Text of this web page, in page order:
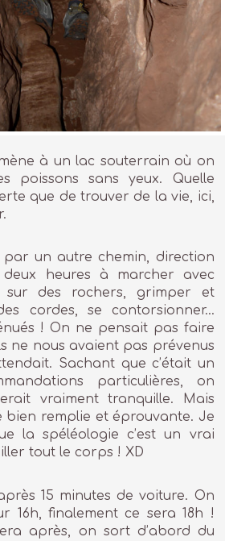
à un lac souterrain où on
poissons sans yeux. Quelle
que de trouver de la vie, ici,
un autre chemin, direction
heures à marcher avec
sur des rochers, grimper et
cordes, se contorsionner…
! On ne pensait pas faire
ne nous avaient pas prévenus
Sachant que c’était un
particulières, on
vraiment tranquille. Mais
bien remplie et éprouvante. Je
la spéléologie c’est un vrai
tout le corps ! XD
15 minutes de voiture. On
16h, finalement ce sera 18h !
après, on sort d’abord du